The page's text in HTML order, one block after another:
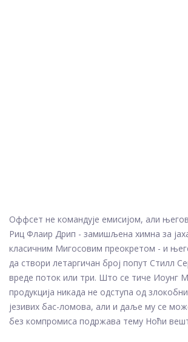
Оффсет не командује емисијом, али
Риц Флаир Дрип - замишљена химна за
класичним Мигосовим преокретом - и
да створи летаргичан број попут Стилл
вреде поток или три. Што се тиче Иоунг
продукција никада не одступа од
језивих бас-ломова, али и даље му се
без компромиса подржава тему Ноћи